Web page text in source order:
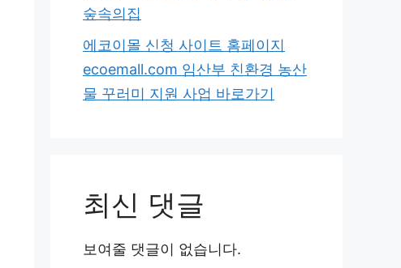
숲속의집
에코이몰 신청 사이트 홈페이지
ecoemall.com 임산부 친환경 농산
물 꾸러미 지원 사업 바로가기
최신 댓글
보여줄 댓글이 없습니다.